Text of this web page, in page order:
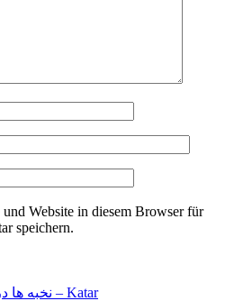
Website in diesem Browser für
speichern.
نخبه ها در پشت صحنه قطر – Katar